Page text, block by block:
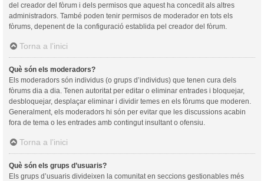
del creador del fòrum i dels permisos que aquest ha concedit als altres
administradors. També poden tenir permisos de moderador en tots els
fòrums, depenent de la configuració establida pel creador del fòrum.
Torna a l’inici
Què són els moderadors?
Els moderadors són individus (o grups d’individus) que tenen cura dels
fòrums dia a dia. Tenen autoritat per editar o eliminar entrades i bloquejar,
desbloquejar, desplaçar eliminar i dividir temes en els fòrums que moderen.
Generalment, els moderadors hi són per evitar que les discussions acabin
fora de tema o les entrades amb contingut insultant o ofensiu.
Torna a l’inici
Què són els grups d’usuaris?
Els grups d’usuaris divideixen la comunitat en seccions gestionables més